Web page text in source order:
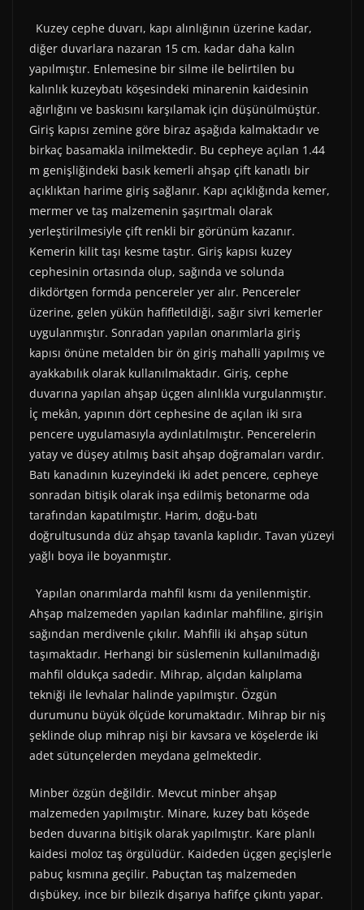
Kuzey cephe duvarı, kapı alınlığının üzerine kadar,
diğer duvarlara nazaran 15 cm. kadar daha kalın
yapılmıştır. Enlemesine bir silme ile belirtilen bu
kalınlık kuzeybatı köşesindeki minarenin kaidesinin
ağırlığını ve baskısını karşılamak için düşünülmüştür.
Giriş kapısı zemine göre biraz aşağıda kalmaktadır ve
birkaç basamakla inilmektedir. Bu cepheye açılan 1.44
m genişliğindeki basık kemerli ahşap çift kanatlı bir
açıklıktan harime giriş sağlanır. Kapı açıklığında kemer,
mermer ve taş malzemenin şaşırtmalı olarak
yerleştirilmesiyle çift renkli bir görünüm kazanır.
Kemerin kilit taşı kesme taştır. Giriş kapısı kuzey
cephesinin ortasında olup, sağında ve solunda
dikdörtgen formda pencereler yer alır. Pencereler
üzerine, gelen yükün hafifletildiği, sağır sivri kemerler
uygulanmıştır. Sonradan yapılan onarımlarla giriş
kapısı önüne metalden bir ön giriş mahalli yapılmış ve
ayakkabılık olarak kullanılmaktadır. Giriş, cephe
duvarına yapılan ahşap üçgen alınlıkla vurgulanmıştır.
İç mekân, yapının dört cephesine de açılan iki sıra
pencere uygulamasıyla aydınlatılmıştır. Pencerelerin
yatay ve düşey atılmış basit ahşap doğramaları vardır.
Batı kanadının kuzeyindeki iki adet pencere, cepheye
sonradan bitişik olarak inşa edilmiş betonarme oda
tarafından kapatılmıştır. Harim, doğu-batı
doğrultusunda düz ahşap tavanla kaplıdır. Tavan yüzeyi
yağlı boya ile boyanmıştır.
Yapılan onarımlarda mahfil kısmı da yenilenmiştir.
Ahşap malzemeden yapılan kadınlar mahfiline, girişin
sağından merdivenle çıkılır. Mahfili iki ahşap sütun
taşımaktadır. Herhangi bir süslemenin kullanılmadığı
mahfil oldukça sadedir. Mihrap, alçıdan kalıplama
tekniği ile levhalar halinde yapılmıştır. Özgün
durumunu büyük ölçüde korumaktadır. Mihrap bir niş
şeklinde olup mihrap nişi bir kavsara ve köşelerde iki
adet sütunçelerden meydana gelmektedir.
Minber özgün değildir. Mevcut minber ahşap
malzemeden yapılmıştır. Minare, kuzey batı köşede
beden duvarına bitişik olarak yapılmıştır. Kare planlı
kaidesi moloz taş örgülüdür. Kaideden üçgen geçişlerle
pabuç kısmına geçilir. Pabuçtan taş malzemeden
dışbükey, ince bir bilezik dışarıya hafifçe çıkıntı yapar.